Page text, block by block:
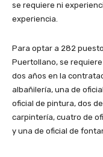
se requiere ni
experiencia.
Para optar a 282
Puertollano, se
dos años en la
albañilería, una de
oficial de pintura, dos
carpintería, cuatro de
y una de oficial de